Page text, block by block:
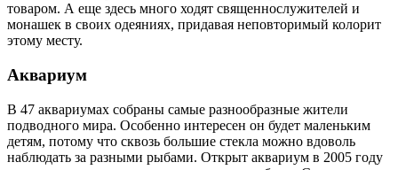
товаром. А еще здесь много ходят священнослужителей и
монашек в своих одеяниях, придавая неповторимый колорит
этому месту.
Аквариум
В 47 аквариумах собраны самые разнообразные жители
подводного мира. Особенно интересен он будет маленьким
детям, потому что сквозь большие стекла можно вдоволь
наблюдать за разными рыбами. Открыт аквариум в 2005 году